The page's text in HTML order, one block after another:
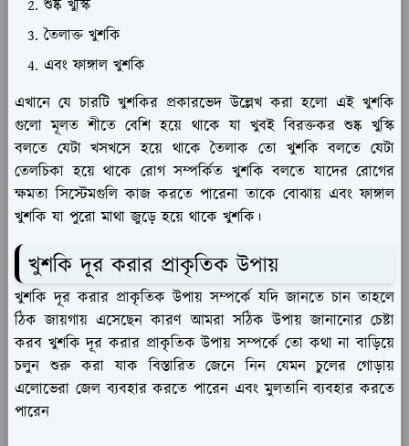
শুষ্ক খুস্কি
তৈলাক্ত খুশকি
এবং ফাঙ্গাল খুশকি
এখানে যে চারটি খুশকির প্রকারভেদ উল্লেখ করা হলো এই খুশকি
গুলো মূলত শীতে বেশি হয়ে থাকে যা খুবই বিরক্তকর শুষ্ক খুস্কি
বলতে যেটা খসখসে হয়ে থাকে তৈলাক তো খুশকি বলতে যেটা
তেলচিকা হয়ে থাকে রোগ সম্পর্কিত খুশকি বলতে যাদের রোগের
ক্ষমতা সিস্টেমগুলি কাজ করতে পারেনা তাকে বোঝায় এবং ফাঙ্গাল
খুশকি যা পুরো মাথা জুড়ে হয়ে থাকে খুশকি।
খুশকি দূর করার প্রাকৃতিক উপায়
খুশকি দূর করার প্রাকৃতিক উপায় সম্পর্কে যদি জানতে চান তাহলে
ঠিক জায়গায় এসেছেন কারণ আমরা সঠিক উপায় জানানোর চেষ্টা
করব খুশকি দূর করার প্রাকৃতিক উপায় সম্পর্কে তো কথা না বাড়িয়ে
চলুন শুরু করা যাক বিস্তারিত জেনে নিন যেমন চুলের গোড়ায়
এলোভেরা জেল ব্যবহার করতে পারেন এবং মুলতানি ব্যবহার করতে
পারেন